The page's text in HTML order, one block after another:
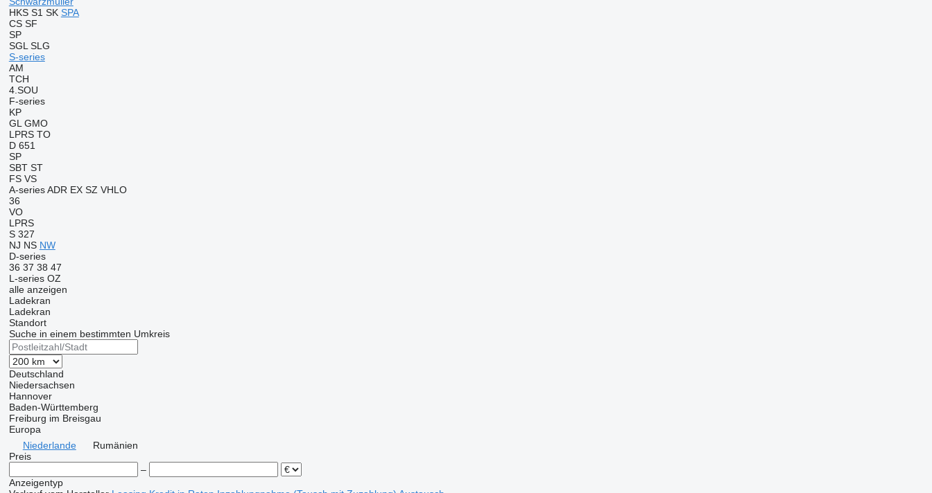
HKS S1 SK SPA
CS SF
SP
SGL SLG
S-series
AM
TCH
4.SOU
F-series
KP
GL GMO
LPRS TO
D 651
SP
SBT ST
FS VS
A-series ADR EX SZ VHLO
36
VO
LPRS
S 327
NJ NS NW
D-series
36 37 38 47
L-series OZ
alle anzeigen
Ladekran
Ladekran
Standort
Suche in einem bestimmten Umkreis
Deutschland
Niedersachsen
Hannover
Baden-Württemberg
Freiburg im Breisgau
Europa
Niederlande
Rumänien
Preis
–
Anzeigentyp